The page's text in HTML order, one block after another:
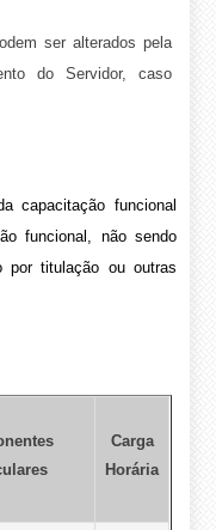
09, 11, 15, 16, 18,
ser alterados pela
do Servidor, caso
capacitação funcional
funcional, não sendo
por titulação ou outras
Carga
Horária